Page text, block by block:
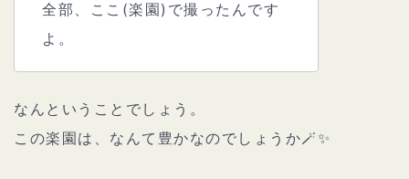
全部、ここ(楽園)で撮ったんです
よ。
なんということでしょう。
この楽園は、なんて豊かなのでしょうか🪄✨